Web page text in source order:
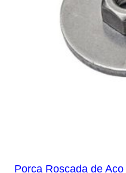
Porca Roscada de